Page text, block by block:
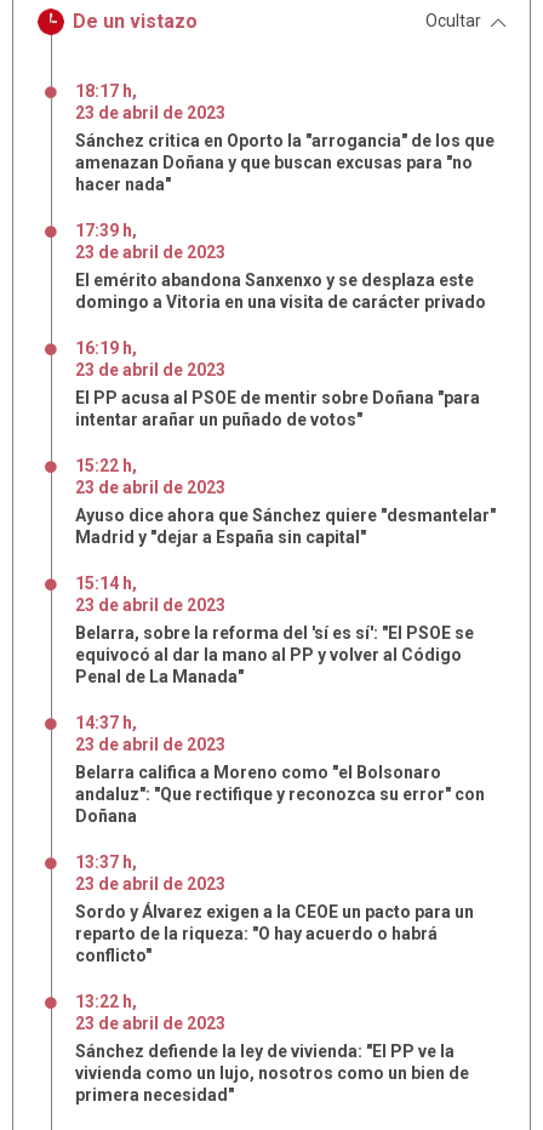
De un vistazo Ocultar
18:17 h,
23 deabril de 2023
Sánchez critica en Oporto la "arrogancia" de los que
amenazan Doñana y que buscan excusas para "no
hacer nada"
17:39 h,
23 deabril de 2023
El emérito abandona Sanxenxo y se desplaza este
domingo a Vitoria en una visita de carácter privado
16:19 h,
23 deabril de 2023
El PP acusa al PSOE de mentir sobre Doñana "para
intentar arañar un puñado de votos"
15:22 h,
23 deabril de 2023
Ayuso dice ahora que Sánchez quiere "desmantelar"
Madrid y "dejar a España sin capital"
15:14 h,
23 deabril de 2023
Belarra, sobre la reforma del 'sí es sí': "El PSOE se
equivocó al dar la mano al PP y volver al Código
Penal de La Manada"
14:37 h,
23 deabril de 2023
Belarra califica a Moreno como "el Bolsonaro
andaluz": "Que rectifique y reconozca su error" con
Doñana
13:37 h,
23 deabril de 2023
Sordo y Álvarez exigen a la CEOE un pacto para un
reparto de la riqueza: "O hay acuerdo o habrá
conflicto"
13:22 h,
23 deabril de 2023
Sánchez defiende la ley de vivienda: "El PP ve la
vivienda como un lujo, nosotros como un bien de
primera necesidad"